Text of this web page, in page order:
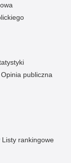
Opinia publiczna
Listy rankingowe